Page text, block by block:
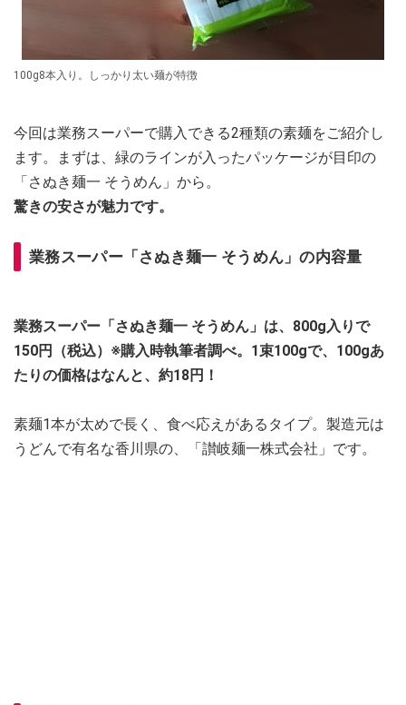
100g8本入り。しっかり太い麺が特徴
今回は業務スーパーで購入できる2種類の素麺をご紹介し
ます。まずは、緑のラインが入ったパッケージが目印の
「さぬき麺一 そうめん」から。
驚きの安さが魅力です。
業務スーパー「さぬき麺一 そうめん」の内容量
業務スーパー「さぬき麺一 そうめん」は、800g入りで
150円（税込）※購入時執筆者調べ。1束100gで、100gあ
たりの価格はなんと、約18円！
素麺1本が太めで長く、食べ応えがあるタイプ。製造元は
うどんで有名な香川県の、「讃岐麺一株式会社」です。